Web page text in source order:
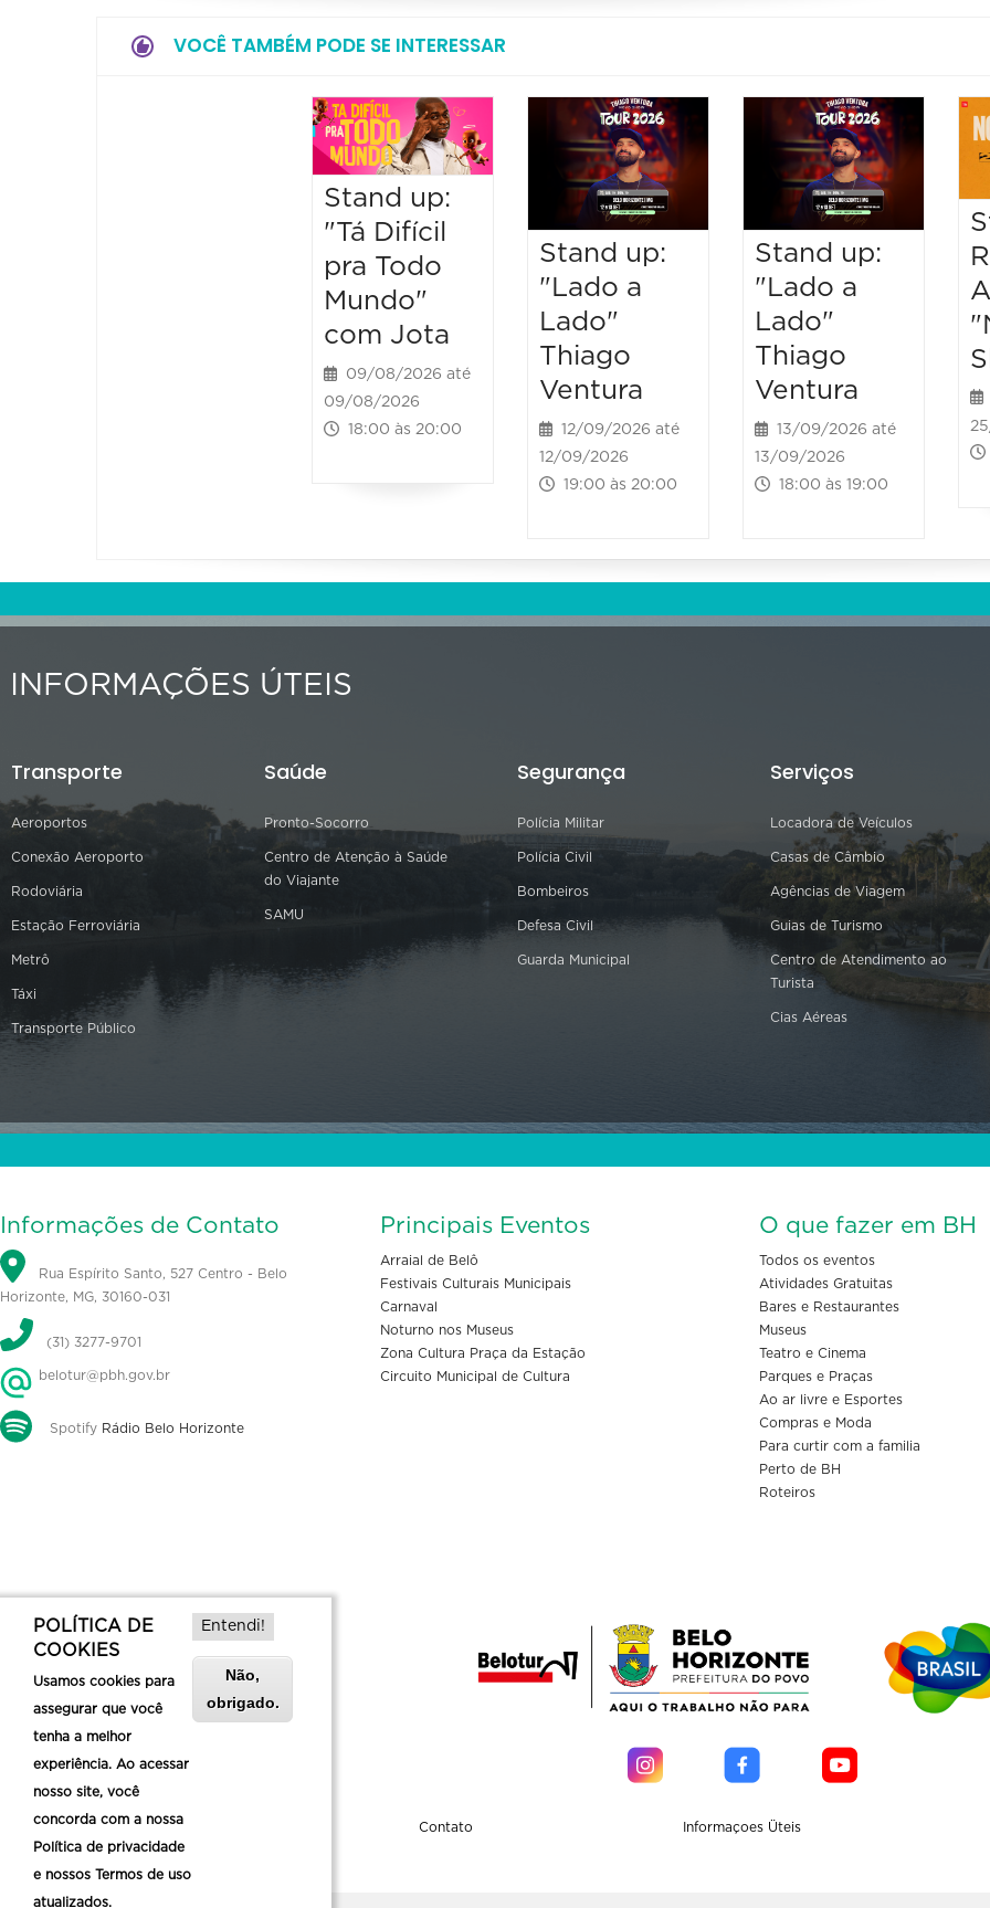
VOCÊ TAMBÉM PODE SE INTERESSAR
Stand up:
"Tá Difícil
pra Todo
Mundo"
com Jota
09/08/2026 até
09/08/2026
18:00 às 20:00
Stand up:
"Lado a
Lado"
Thiago
Ventura
12/09/2026 até
12/09/2026
19:00 às 20:00
Stand up:
"Lado a
Lado"
Thiago
Ventura
13/09/2026 até
13/09/2026
18:00 às 19:00
INFORMAÇÕES ÚTEIS
Transporte
Aeroportos
Conexão Aeroporto
Rodoviária
Estação Ferroviária
Metrô
Táxi
Transporte Público
Saúde
Pronto-Socorro
Centro de Atenção à Saúde
do Viajante
SAMU
Segurança
Polícia Militar
Polícia Civil
Bombeiros
Defesa Civil
Guarda Municipal
Serviços
Locadora de Veículos
Casas de Câmbio
Agências de Viagem
Guias de Turismo
Centro de Atendimento ao
Turista
Cias Aéreas
Informações de Contato
Rua Espírito Santo, 527 Centro - Belo
Horizonte, MG, 30160-031
(31) 3277-9701
belotur@pbh.gov.br
Spotify Rádio Belo Horizonte
Principais Eventos
Arraial de Belô
Festivais Culturais Municipais
Carnaval
Noturno nos Museus
Zona Cultura Praça da Estação
Circuito Municipal de Cultura
O que fazer em BH
Todos os eventos
Atividades Gratuitas
Bares e Restaurantes
Museus
Teatro e Cinema
Parques e Praças
Ao ar livre e Esportes
Compras e Moda
Para curtir com a familia
Perto de BH
Roteiros
Sobre a Belotur Contato Informaçoes Üteis
POLÍTICA DE
COOKIES
Usamos cookies para
assegurar que você
tenha a melhor
experiência. Ao acessar
nosso site, você
concorda com a nossa
Política de privacidade
e nossos Termos de uso
atualizados.
Entendi!
Não,
obrigado.